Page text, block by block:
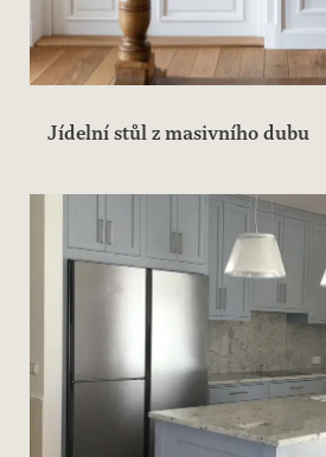
Jídelní stůl z masivního dubu